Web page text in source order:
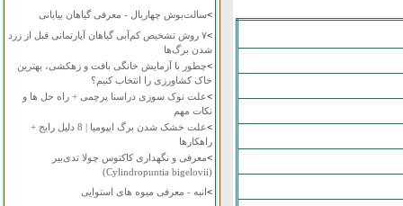
>سالت‌بوش چهاربال - معرفی گیاهان بیابانی
>
۷ روش تشخیص کم‌آبی گیاهان آپارتمانی قبل از زرد
شدن برگ‌ها
>چطور با آزمایش خانگی بافت و زهکشی، بهترین
خاک کشاورزی را انتخاب کنیم؟
>علت نوک سوزی دراسنا پرچمی + راه حل ها و
نکات مهم
>
علت خشک شدن برگ ایپومیا | 8 دلیل رایج +
راهکارها
>معرفی و نگهداری کاکتوس چولا تدی‌بیر
(Cylindropuntia bigelovii)
>انبه - معرفی میوه های استوایی